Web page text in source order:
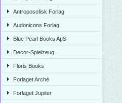
Antroposofisk Forlag
Audonicons Forlag
Blue Pearl Books ApS
Decor-Spielzeug
Floris Books
Forlaget Arché
Forlaget Jupiter